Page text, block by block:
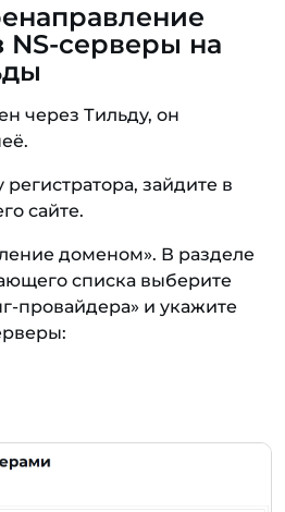
NS-серверы на
через Тильду, он
зайдите в
сайте.
доменом». В разделе
списка выберите
провайдера» и укажите